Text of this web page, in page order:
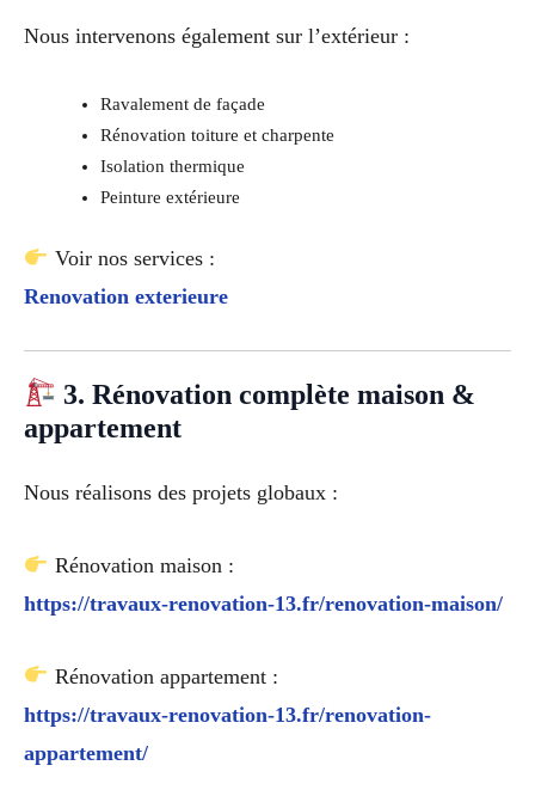
Nous intervenons également sur l’extérieur :
Ravalement de façade
Rénovation toiture et charpente
Isolation thermique
Peinture extérieure
Voir nos services :
Renovation exterieure
3. Rénovation complète maison &
appartement
Nous réalisons des projets globaux :
Rénovation maison :
https://travaux-renovation-13.fr/renovation-maison/
Rénovation appartement :
https://travaux-renovation-13.fr/renovation-
appartement/